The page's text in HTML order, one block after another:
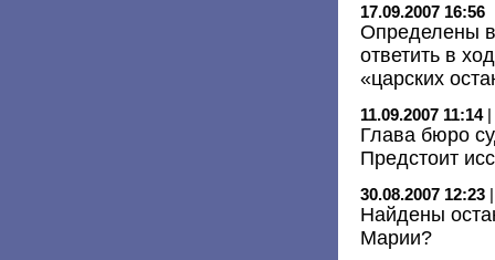
17.09.2007 16:56
Определены
ответить в
«царских
11.09.2007 11:14|
Глава бюро
Предстоит
30.08.2007 12:23
Найдены
Марии?